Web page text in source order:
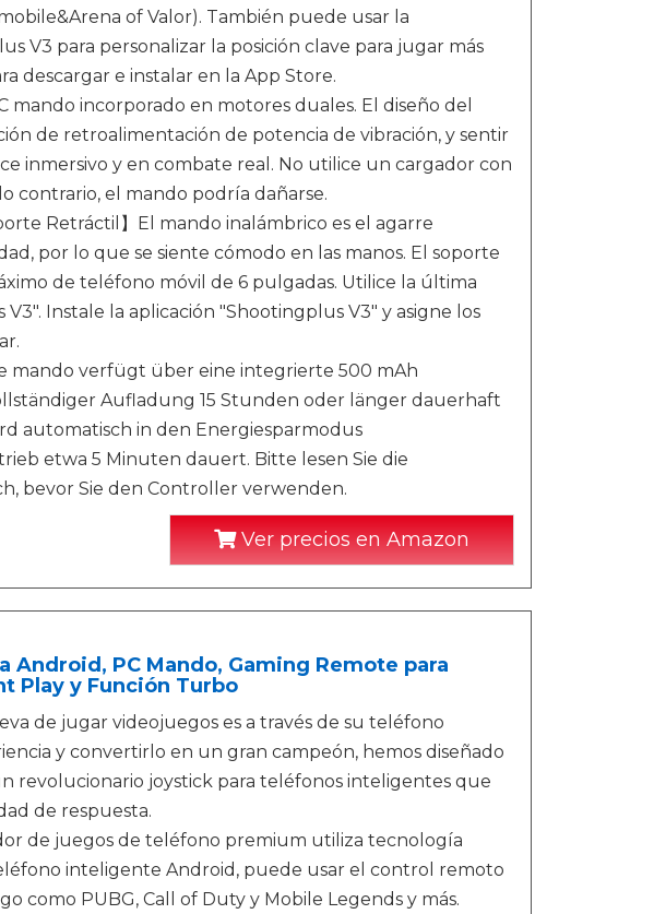
of Valor). También puede usar la
V3 para personalizar la posición clave para jugar más
descargar e instalar en la App Store.
mando incorporado en motores duales. El diseño del
de retroalimentación de potencia de vibración, y sentir
inmersivo y en combate real. No utilice un cargador con
contrario, el mando podría dañarse.
Retráctil】El mando inalámbrico es el agarre
por lo que se siente cómodo en las manos. El soporte
de teléfono móvil de 6 pulgadas. Utilice la última
Instale la aplicación "Shootingplus V3" y asigne los
mando verfügt über eine integrierte 500 mAh
Aufladung 15 Stunden oder länger dauerhaft
automatisch in den Energiesparmodus
etwa 5 Minuten dauert. Bitte lesen Sie die
bevor Sie den Controller verwenden.
Ver precios en Amazon
Android, PC Mando, Gaming Remote para
Play y Función Turbo
de jugar videojuegos es a través de su teléfono
y convertirlo en un gran campeón, hemos diseñado
revolucionario joystick para teléfonos inteligentes que
de respuesta.
de juegos de teléfono premium utiliza tecnología
inteligente Android, puede usar el control remoto
como PUBG, Call of Duty y Mobile Legends y más.